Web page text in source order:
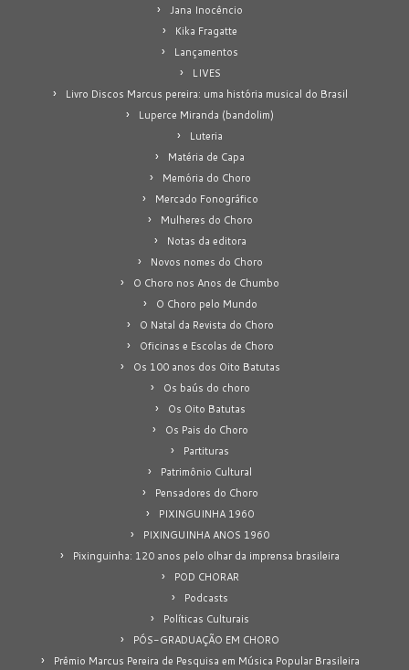
Jana Inocêncio
Kika Fragatte
Lançamentos
LIVES
Livro Discos Marcus pereira: uma história musical do Brasil
Luperce Miranda (bandolim)
Luteria
Matéria de Capa
Memória do Choro
Mercado Fonográfico
Mulheres do Choro
Notas da editora
Novos nomes do Choro
O Choro nos Anos de Chumbo
O Choro pelo Mundo
O Natal da Revista do Choro
Oficinas e Escolas de Choro
Os 100 anos dos Oito Batutas
Os baús do choro
Os Oito Batutas
Os Pais do Choro
Partituras
Patrimônio Cultural
Pensadores do Choro
PIXINGUINHA 1960
PIXINGUINHA ANOS 1960
Pixinguinha: 120 anos pelo olhar da imprensa brasileira
POD CHORAR
Podcasts
Políticas Culturais
PÓS-GRADUAÇÃO EM CHORO
Prêmio Marcus Pereira de Pesquisa em Música Popular Brasileira